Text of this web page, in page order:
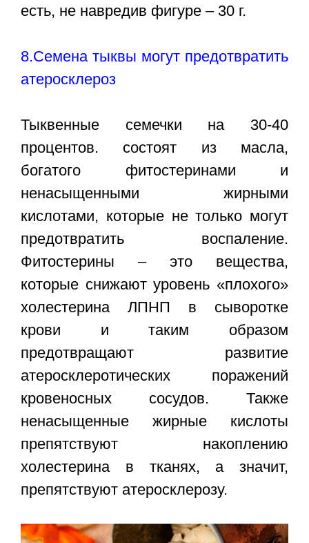
есть, не навредив фигуре – 30 г.
8.Семена тыквы могут предотвратить
атеросклероз
Тыквенные семечки на 30-40
процентов. состоят из масла,
богатого фитостеринами и
ненасыщенными жирными
кислотами, которые не только могут
предотвратить воспаление.
Фитостерины – это вещества,
которые снижают уровень «плохого»
холестерина ЛПНП в сыворотке
крови и таким образом
предотвращают развитие
атеросклеротических поражений
кровеносных сосудов. Также
ненасыщенные жирные кислоты
препятствуют накоплению
холестерина в тканях, а значит,
препятствуют атеросклерозу.